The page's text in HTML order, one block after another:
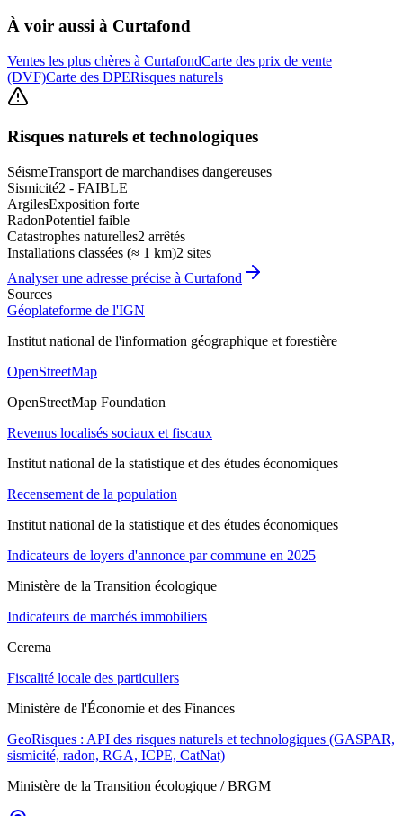
À voir aussi à Curtafond
Ventes les plus chères à CurtafondCarte des prix de vente
(DVF)Carte des DPERisques naturels
Risques naturels et technologiques
SéismeTransport de marchandises dangereuses
Sismicité2 - FAIBLE
ArgilesExposition forte
RadonPotentiel faible
Catastrophes naturelles2 arrêtés
Installations classées (≈ 1 km)2 sites
Analyser une adresse précise à Curtafond
Sources
Géoplateforme de l'IGN
Institut national de l'information géographique et forestière
OpenStreetMap
OpenStreetMap Foundation
Revenus localisés sociaux et fiscaux
Institut national de la statistique et des études économiques
Recensement de la population
Institut national de la statistique et des études économiques
Indicateurs de loyers d'annonce par commune en 2025
Ministère de la Transition écologique
Indicateurs de marchés immobiliers
Cerema
Fiscalité locale des particuliers
Ministère de l'Économie et des Finances
GeoRisques : API des risques naturels et technologiques (GASPAR,
sismicité, radon, RGA, ICPE, CatNat)
Ministère de la Transition écologique / BRGM